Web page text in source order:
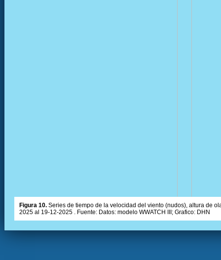
Figura 10. Series de tiempo de la velocidad del viento (nudos), altura de
2025 al 19-12-2025 . Fuente: Datos: modelo WWATCH III; Grafico: DHN